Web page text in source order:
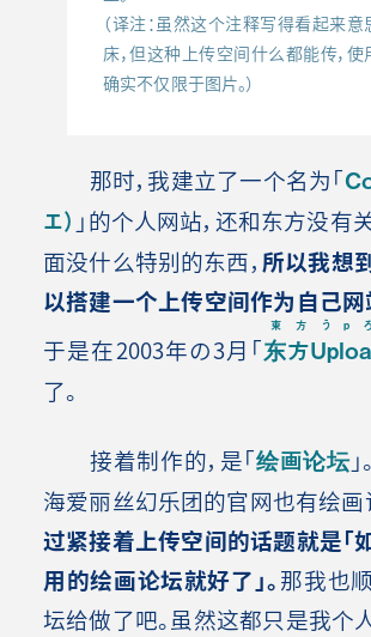
（译注：虽然这个注释写得看起来
床，但这种上传空间什么都能传，
确实不仅限于图片。）
那时，我建立了一个名为「
エ） 」的个人网站，还和东方没有
面没什么特别的东西， 所以我想
以搭建一个上传空间作为自己网
于是在2003年の3月「东方
東方うｐ
了。
接着制作的，是「绘画论坛
海爱丽丝幻乐团的官网也有绘画
过紧接着上传空间的话题就是「
用的绘画论坛就好了」。那我也
坛给做了吧。虽然这都只是我个